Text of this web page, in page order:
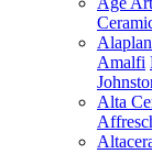
Amalfi
Alta